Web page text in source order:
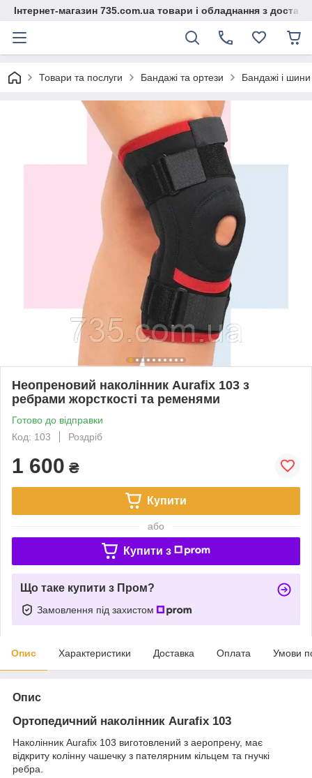
Інтернет-магазин 735.com.ua товари і обладнання з
Товари та послуги Бандажі та ортези Бандажі і
Неопреновий наколінник Aurafix 103 з
ребрами жорсткості та ременями
Готово до відправки
Код: 103
Роздріб
1 600 ₴
Купити
або
Купити з
Що таке купити з Пром?
Замовлення під захистом
Опис Характеристики Доставка Оплата Умови
Опис
Ортопедичний наколінник Aurafix 103
Наколінник Aurafix 103 виготовлений з аеропрену, має
відкриту колінну чашечку з пателярним кільцем та гнучкі
ребра.